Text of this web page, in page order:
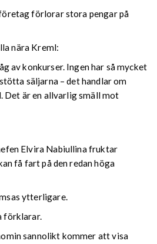
förlorar stora pengar på
nära Kreml:
av konkurser. Ingen har så mycket
säljarna – det handlar om
Det är en allvarlig smäll mot
Elvira Nabiullina fruktar
få fart på den redan höga
ytterligare.
förklarar.
sannolikt kommer att visa